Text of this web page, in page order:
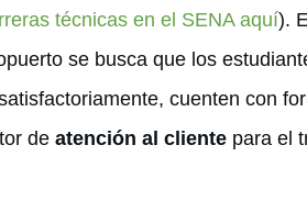
técnicas en el SENA aquí).
se busca que los
cuenten con
deatención al cliente para el